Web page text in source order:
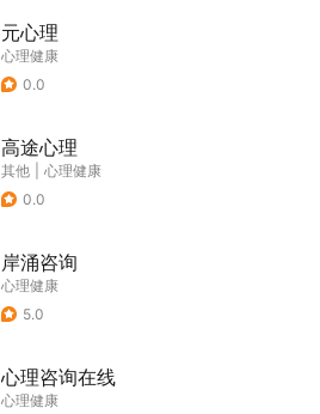
元心理
心理健康
0.0
高途心理
其他
心理健康
0.0
岸涌咨询
心理健康
5.0
心理咨询在线
心理健康